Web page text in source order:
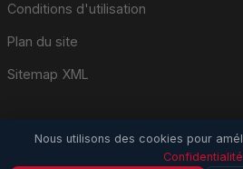
Conditions d'utilisation
Plan du site
Sitemap XML
Nous utilisons des cookies pour
Confidentialité